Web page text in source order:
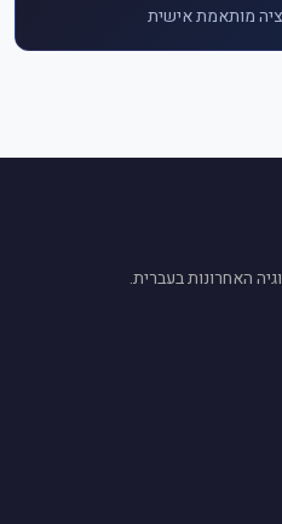
מותאמת אישית
האחרונות בעברית.